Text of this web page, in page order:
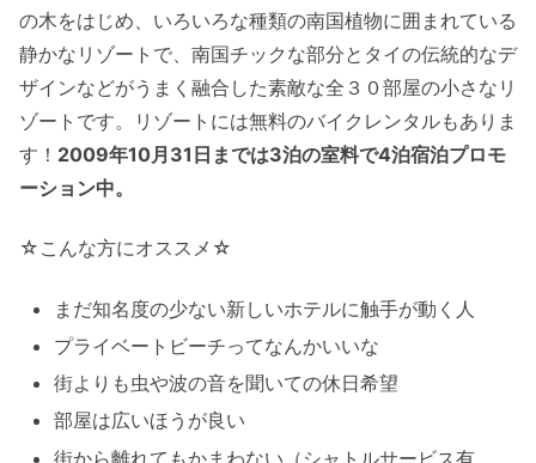
の木をはじめ、いろいろな種類の南国植物に囲まれている
静かなリゾートで、南国チックな部分とタイの伝統的なデ
ザインなどがうまく融合した素敵な全３０部屋の小さなリ
ゾートです。リゾートには無料のバイクレンタルもありま
す！ 2009年10月31日までは3泊の室料で4泊宿泊プロモ
ーション中。
☆こんな方にオススメ☆
まだ知名度の少ない新しいホテルに触手が動く人
プライベートビーチってなんかいいな
街よりも虫や波の音を聞いての休日希望
部屋は広いほうが良い
街から離れてもかまわない（シャトルサービス有